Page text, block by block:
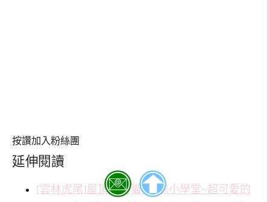
按讚加入粉絲團
延伸閱讀
[雲林虎尾]屋頂上的貓+貓咪小學堂~超可愛的